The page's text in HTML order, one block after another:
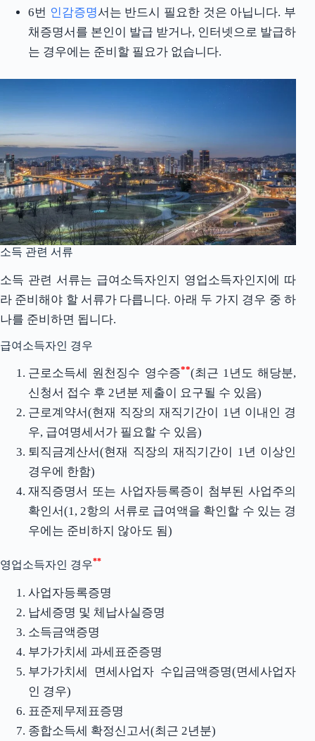
6번 인감증명서는 반드시 필요한 것은 아닙니다. 부
채증명서를 본인이 발급 받거나, 인터넷으로 발급하
는 경우에는 준비할 필요가 없습니다.
소득 관련 서류
소득 관련 서류는 급여소득자인지 영업소득자인지에 따
라 준비해야 할 서류가 다릅니다. 아래 두 가지 경우 중 하
나를 준비하면 됩니다.
급여소득자인 경우
근로소득세 원천징수 영수증**(최근 1년도 해당분,
신청서 접수 후 2년분 제출이 요구될 수 있음)
근로계약서(현재 직장의 재직기간이 1년 이내인 경
우, 급여명세서가 필요할 수 있음)
퇴직금계산서(현재 직장의 재직기간이 1년 이상인
경우에 한함)
재직증명서 또는 사업자등록증이 첨부된 사업주의
확인서(1, 2항의 서류로 급여액을 확인할 수 있는 경
우에는 준비하지 않아도 됨)
영업소득자인 경우**
사업자등록증명
납세증명 및 체납사실증명
소득금액증명
부가가치세 과세표준증명
부가가치세 면세사업자 수입금액증명(면세사업자
인 경우)
표준제무제표증명
종합소득세 확정신고서(최근 2년분)